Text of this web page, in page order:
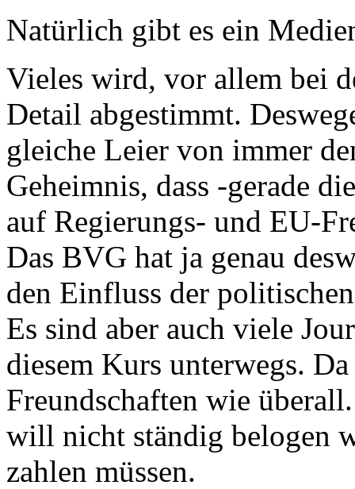
Natürlich gibt es ein
Vieles wird, vor allem bei
Detail abgestimmt.
gleiche Leier von immer
Geheimnis, dass -gerade
auf Regierungs- und EU-
Das BVG hat ja genau
den Einfluss der
Es sind aber auch viele
diesem Kurs unterwegs.
Freundschaften wie
will nicht ständig belogen
zahlen müssen.